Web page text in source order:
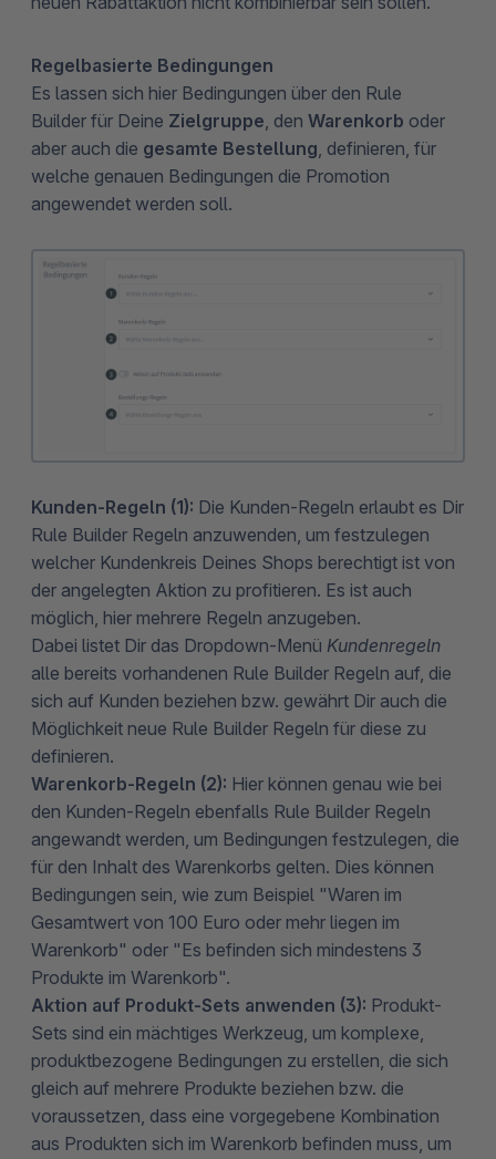
Regelbasierte Bedingungen
Es lassen sich hier Bedingungen über den Rule
Builder für Deine Zielgruppe, den Warenkorb oder
aber auch die gesamte Bestellung, definieren, für
welche genauen Bedingungen die Promotion
angewendet werden soll.
Kunden-Regeln (1): Die Kunden-Regeln erlaubt es Dir
Rule Builder Regeln anzuwenden, um festzulegen
welcher Kundenkreis Deines Shops berechtigt ist von
der angelegten Aktion zu profitieren. Es ist auch
möglich, hier mehrere Regeln anzugeben.
Dabei listet Dir das Dropdown-Menü Kundenregeln
alle bereits vorhandenen Rule Builder Regeln auf, die
sich auf Kunden beziehen bzw. gewährt Dir auch die
Möglichkeit neue Rule Builder Regeln für diese zu
definieren.
Warenkorb-Regeln (2): Hier können genau wie bei
den Kunden-Regeln ebenfalls Rule Builder Regeln
angewandt werden, um Bedingungen festzulegen, die
für den Inhalt des Warenkorbs gelten. Dies können
Bedingungen sein, wie zum Beispiel "Waren im
Gesamtwert von 100 Euro oder mehr liegen im
Warenkorb" oder "Es befinden sich mindestens 3
Produkte im Warenkorb".
Aktion auf Produkt-Sets anwenden (3): Produkt-
Sets sind ein mächtiges Werkzeug, um komplexe,
produktbezogene Bedingungen zu erstellen, die sich
gleich auf mehrere Produkte beziehen bzw. die
voraussetzen, dass eine vorgegebene Kombination
aus Produkten sich im Warenkorb befinden muss, um